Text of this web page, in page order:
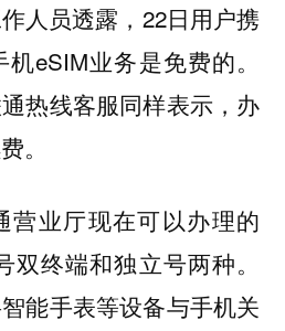
人员透露，22日用户携
eSIM业务是免费的。
热线客服同样表示，办
。
营业厅现在可以办理的
终端和独立号两种。
能手表等设备与手机关